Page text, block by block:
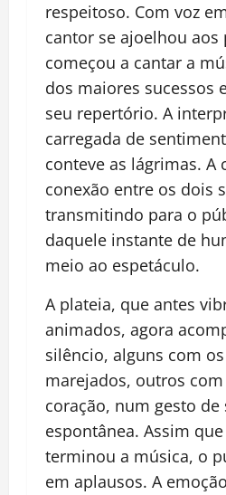
respeitoso. Com voz
cantor se ajoelhou aos
começou a cantar a
dos maiores sucessos
seu repertório. A
carregada de
conteve as lágrimas. A
conexão entre os dois
transmitindo para o
daquele instante de
meio ao espetáculo.
A plateia, que antes
animados, agora
silêncio, alguns com
marejados, outros
coração, num gesto
espontânea. Assim
terminou a música, o
em aplausos. A